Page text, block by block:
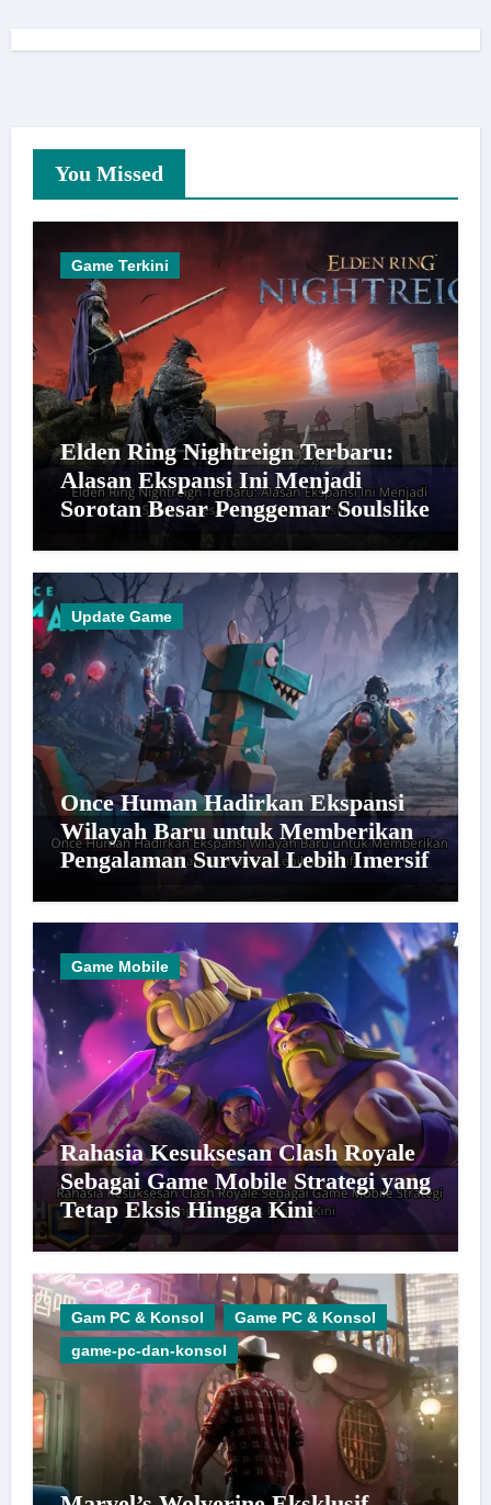
You Missed
Game Terkini
Elden Ring Nightreign Terbaru:
Alasan Ekspansi Ini Menjadi
Sorotan Besar Penggemar Soulslike
Update Game
Once Human Hadirkan Ekspansi
Wilayah Baru untuk Memberikan
Pengalaman Survival Lebih Imersif
Game Mobile
Rahasia Kesuksesan Clash Royale
Sebagai Game Mobile Strategi yang
Tetap Eksis Hingga Kini
Gam PC & Konsol
Game PC & Konsol
game-pc-dan-konsol